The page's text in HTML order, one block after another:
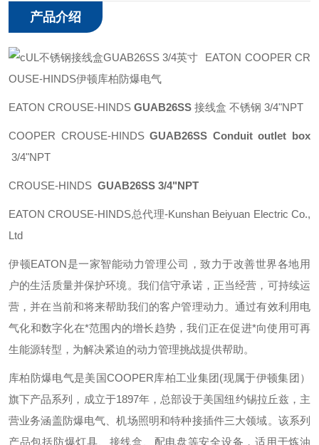
产品介绍
EATON COOPER CR
OUSE-HINDS伊顿库柏防爆电气
EATON CROUSE-HINDS GUAB26SS 接线盒 不锈钢 3/4"NPT
COOPER CROUSE-HINDSGUAB26SS Conduit outlet box
3/4"NPT
CROUSE-HINDS GUAB26SS 3/4"NPT
EATON CROUSE-HINDS总代理-Kunshan Beiyuan Electric Co.,
Ltd
伊顿EATON是一家智能动力管理公司，致力于改善世界各地用
户的生活质量并保护环境。我们信守承诺，正当经营，可持续运
营，并在当前和将来帮助我们的客户管理动力。通过有效利用电
气化和数字化在*范围内的增长趋势，我们正在促进*向使用可再
生能源转型，为解决紧迫的动力管理挑战提供帮助。
库柏防爆电气是美国COOPER库柏工业集团(现属于伊顿集团）
旗下产品系列，成立于1897年，总部设于美国纽约锡拉丘兹，主
营业务涵盖防爆电气、机场照明和特种接插件三大领域。该系列
产品包括防爆灯具、接线盒、配电盘等安全设备，适用于炼油